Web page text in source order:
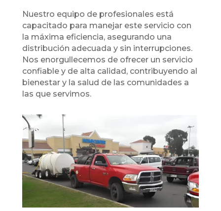
Nuestro equipo de profesionales está
capacitado para manejar este servicio con
la máxima eficiencia, asegurando una
distribución adecuada y sin interrupciones.
Nos enorgullecemos de ofrecer un servicio
confiable y de alta calidad, contribuyendo al
bienestar y la salud de las comunidades a
las que servimos.